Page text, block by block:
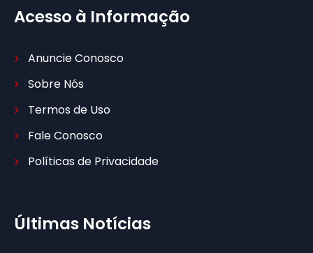
Acesso à Informação
Anuncie Conosco
Sobre Nós
Termos de Uso
Fale Conosco
Políticas de Privacidade
Últimas Notícias